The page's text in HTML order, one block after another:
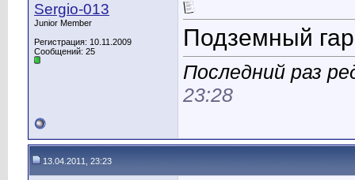
Sergio-013
Junior Member
Регистрация: 10.11.2009
Сообщений: 25
Подземный
Последний раз
23:28
13.04.2011, 23:23